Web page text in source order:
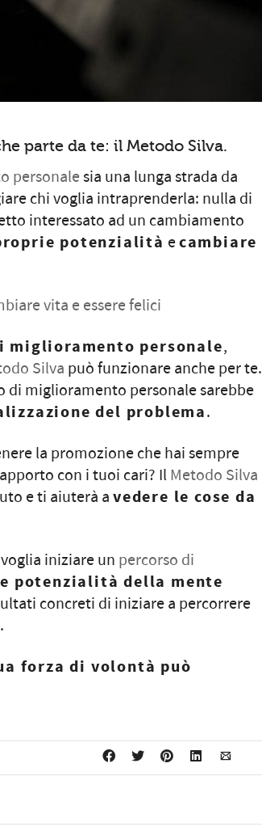
parte da te: il Metodo Silva.
personalesia una lunga strada da
chi voglia intraprenderla: nulla di
interessato ad un cambiamento
potenzialità ecambiare
vita e essere felici
miglioramento personale,
Silva può funzionare anche per te.
di miglioramento personale sarebbe
del problema.
la promozione che hai sempre
con i tuoi cari? IlMetodo Silva
e ti aiuterà avedere le cose da
iniziare un percorso di
potenzialità della mente
concreti di iniziare a percorrere
forza di volontà può